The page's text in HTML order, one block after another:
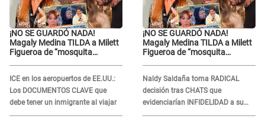
¡NO SE GUARDÓ NADA!
Magaly Medina TILDA a Milett
Figueroa de “mosquita
Marcelo Tinelli en TV argentina
ICE en los aeropuertos de EE.UU.:
Los DOCUMENTOS CLAVE que
debe tener un inmigrante al viajar
¡NO SE GUARDÓ NADA!
Magaly Medina TILDA a Milett
Figueroa de “mosquita
Marcelo Tinelli en TV argentina
Naldy Saldaña toma RADICAL
decisión tras CHATS que
evidenciarían INFIDELIDAD a su
novio con animador de 'La Bella